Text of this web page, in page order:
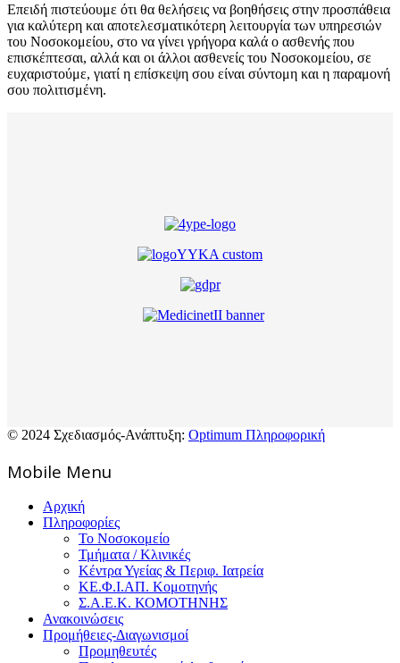
Επειδή πιστεύουμε ότι θα θελήσεις να βοηθήσεις στην προσπάθεια
για καλύτερη και αποτελεσματικότερη λειτουργία των υπηρεσιών
του Νοσοκομείου, στο να γίνει γρήγορα καλά ο ασθενής που
επισκέπτεσαι, αλλά και οι άλλοι ασθενείς του Νοσοκομείου, σε
ευχαριστούμε, γιατί η επίσκεψη σου είναι σύντομη και η παραμονή
σου πολιτισμένη.
© 2024 Σχεδιασμός-Ανάπτυξη: Optimum Πληροφορική
Mοbile Menu
Αρχική
Πληροφορίες
Το Νοσοκομείο
Τμήματα / Κλινικές
Κέντρα Υγείας & Περιφ. Ιατρεία
ΚΕ.Φ.Ι.ΑΠ. Κομοτηνής
Σ.Α.Ε.Κ. ΚΟΜΟΤΗΝΗΣ
Ανακοινώσεις
Προμήθειες-Διαγωνισμοί
Προμηθευτές